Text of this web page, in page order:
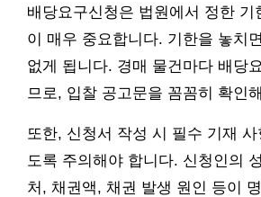
배당요구신청은 법원에서 정한 기
이 매우 중요합니다. 기한을 놓치
없게 됩니다. 경매 물건마다 배당
므로, 입찰 공고문을 꼼꼼히 확인
또한, 신청서 작성 시 필수 기재
도록 주의해야 합니다. 신청인의
처, 채권액, 채권 발생 원인 등이